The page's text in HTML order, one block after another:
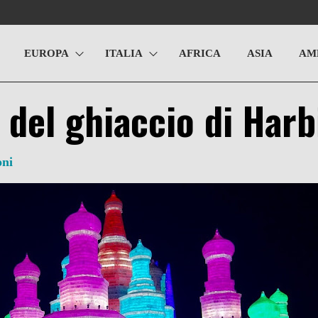
EUROPA ITALIA AFRICA ASIA
ghiaccio di